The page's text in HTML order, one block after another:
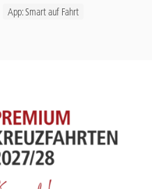
App: Smart auf Fahrt